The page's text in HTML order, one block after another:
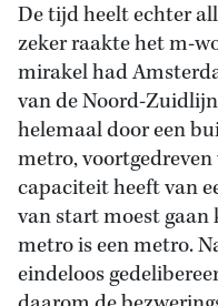
De tijd heelt echter
zeker raakte het m-
mirakel had
van de Noord-
helemaal door een
metro,
capaciteit heeft van
van start moest gaan
metro is een metro.
eindeloos